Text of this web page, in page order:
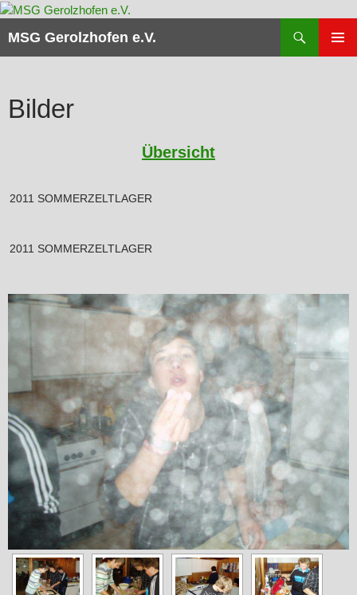
Zum
springen
MSG Gerolzhofen e.V.
Bilder
Übersicht
2011 SOMMERZELTLAGER
2011 SOMMERZELTLAGER